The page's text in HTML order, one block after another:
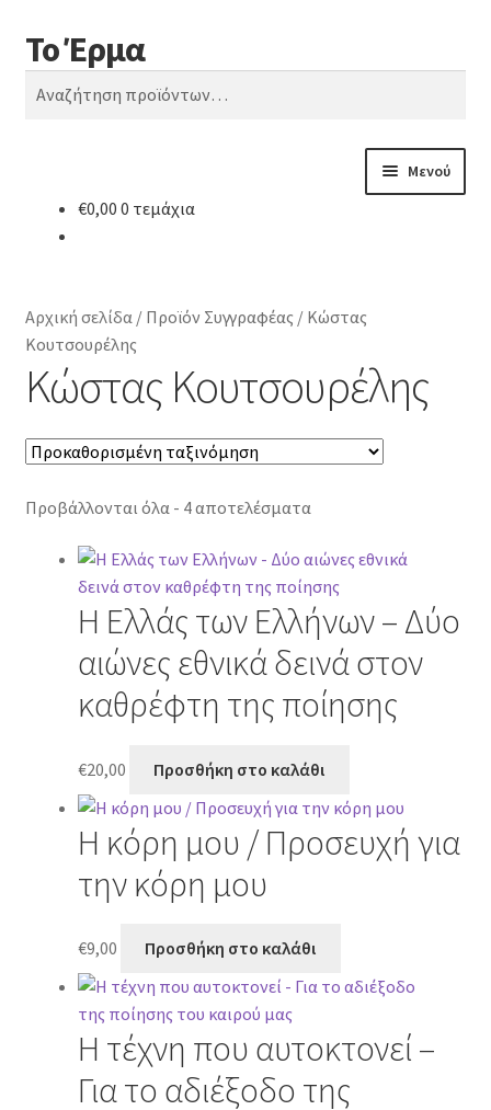
Απευθείας
μετάβαση
στην
Μετάβαση
σε
περιεχόμενο
Το Έρμα
Αναζήτηση
Αναζήτηση
Μενού
Κατηγορίες Βιβλίων
Συχνές Ερωτήσεις
Επικοινωνία
€0,00 0 τεμάχια
Αρχική σελίδα/ Προϊόν Συγγραφέας / Κώστας
Κουτσουρέλης
Κώστας Κουτσουρέλης
Προβάλλονται όλα - 4 αποτελέσματα
Η Ελλάς των Ελλήνων – Δύο
αιώνες εθνικά δεινά στον
καθρέφτη της ποίησης
€20,00 Προσθήκη στο καλάθι
Η κόρη μου / Προσευχή για
την κόρη μου
€9,00 Προσθήκη στο καλάθι
Η τέχνη που αυτοκτονεί –
Για το αδιέξοδο της